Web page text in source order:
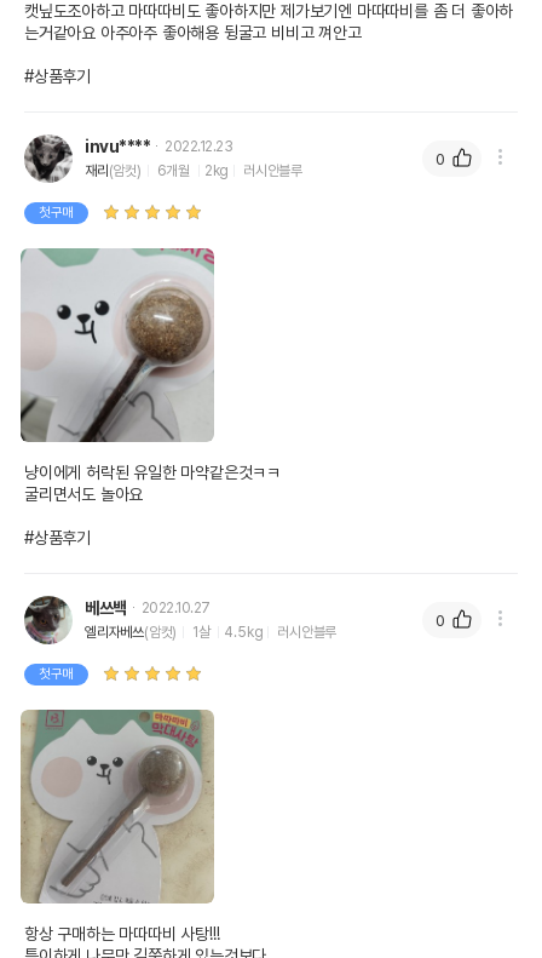
캣닢도조아하고 마따따비도 좋아하지만 제가보기엔 마따따비를 좀 더 좋아하
는거같아요 아주아주 좋아해용 뒹굴고 비비고 껴안고
#상품후기
invu****
2022.12.23
재리 (암컷) 6개월 2kg 러시안블루
첫구매
냥이에게 허락된 유일한 마약같은것ㅋㅋ
굴리면서도 놀아요
#상품후기
0
베쓰백
2022.10.27
엘리자베쓰(암컷) 1살 4.5kg 러시안블루
첫구매
항상 구매하는 마따따비 사탕!!!
0